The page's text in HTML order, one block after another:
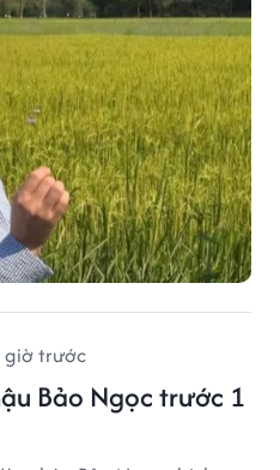
giờ trước
Bảo Ngọc trước 1